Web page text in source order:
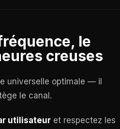
le
creuses
universelle optimale — il
le canal.
utilisateur et respectez les